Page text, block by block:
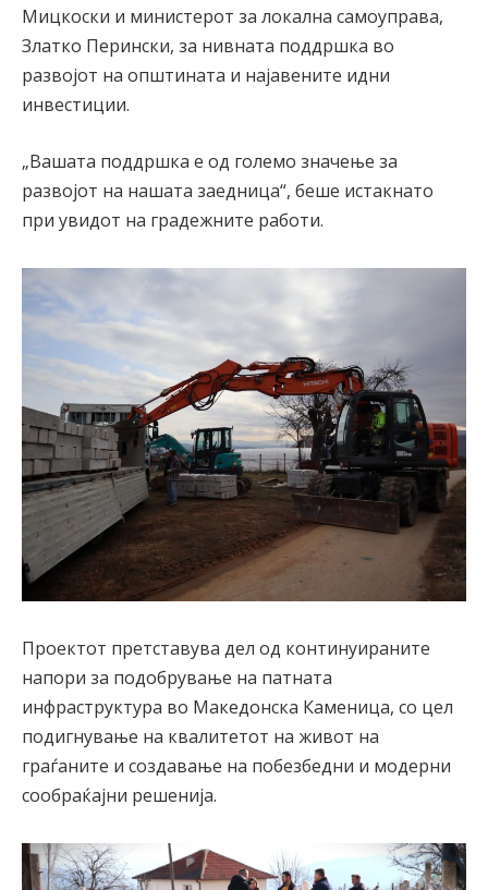
Мицкоски и министерот за локална самоуправа,
Златко Перински, за нивната поддршка во
развојот на општината и најавените идни
инвестиции.
„Вашата поддршка е од големо значење за
развојот на нашата заедница“, беше истакнато
при увидот на градежните работи.
Проектот претставува дел од континуираните
напори за подобрување на патната
инфраструктура во Македонска Каменица, со цел
подигнување на квалитетот на живот на
граѓаните и создавање на побезбедни и модерни
сообраќајни решенија.